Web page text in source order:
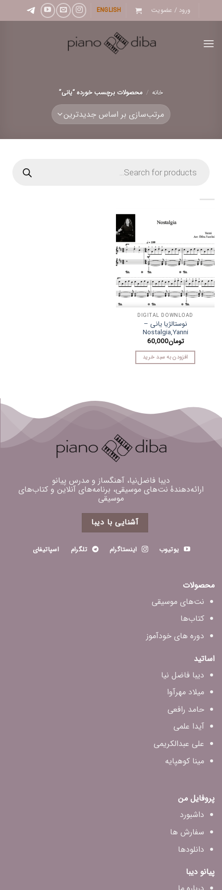
to
ورود / عضویت ENGLISH
خانه / محصولات برچسب خورده “یانی”
search
DIGITAL DOWNLOAD
نوستالژیا یانی –
Nostalgia,Yanni
تومان60,000
افزودن به سبد خرید
دیبا فاضل‌نیا، آهنگساز و مدرس پیانو
ارائه‌دهندهٔ نت‌های موسیقی، برنامه‌های آنلاین و کتاب‌های
موسیقی
آشنایی با دیبا
یوتیوب اینستاگرام تلگرام اسپاتیفای
محصولات
نت‌های موسیقی
کتاب‌ها
دوره های خودآموز
اساتید
دیبا فاضل‌ نیا
میلاد مهرآوا
حامد رافعی
آیدا علمی
علی عبدالکریمی
مینا کوهپایه
پروفایل من
داشبورد
سفارش ها
دانلودها
پیانو دیبا